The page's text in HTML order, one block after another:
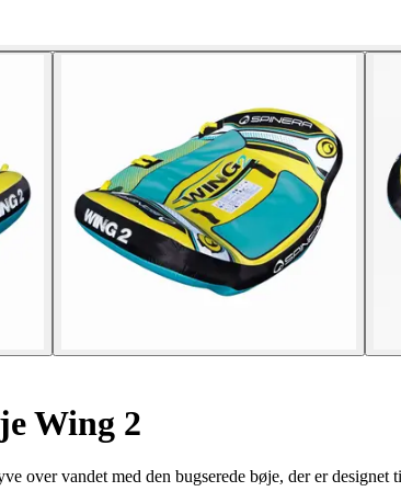
Wing 2
over vandet med den bugserede bøje, der er designet